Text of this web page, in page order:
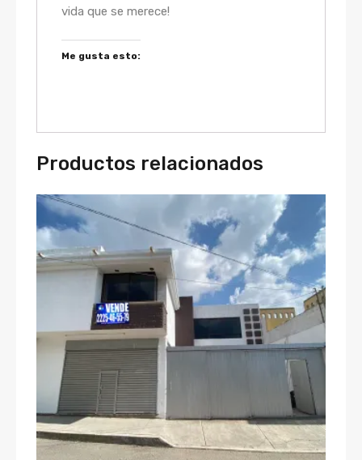
vida que se merece!
Me gusta esto:
Productos relacionados